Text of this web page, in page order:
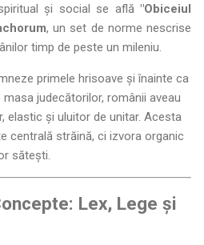
și social se află "Obiceiul
, un set de norme nescrise
timp de peste un mileniu.
primele hrisoave și înainte ca
judecătorilor, românii aveau
elastic și uluitor de unitar. Acesta
centrală străină, ci izvora organic
sătești.
Lex, Lege și